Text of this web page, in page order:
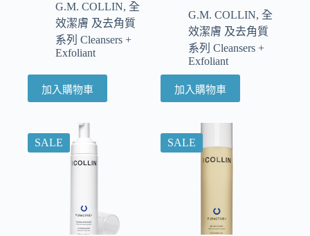
G.M. COLLIN, 全
效潔膚 及去角質
系列 Cleansers +
Exfoliant
加入購物車
G.M. COLLIN,全
效潔膚 及去角質
系列 Cleansers +
Exfoliant
加入購物車
SALE SALE